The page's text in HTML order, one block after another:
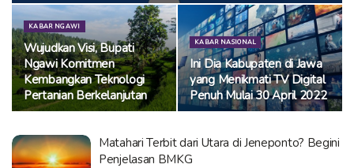
KABAR NGAWI
Wujudkan Visi, Bupati
Ngawi Komitmen
Kembangkan Teknologi
Pertanian Berkelanjutan
KABAR NASIONAL
Ini Dia Kabupaten di Jawa
yang Menikmati TV Digital
Penuh Mulai 30 April 2022
Matahari Terbit dari Utara di Jeneponto? Begini
Penjelasan BMKG